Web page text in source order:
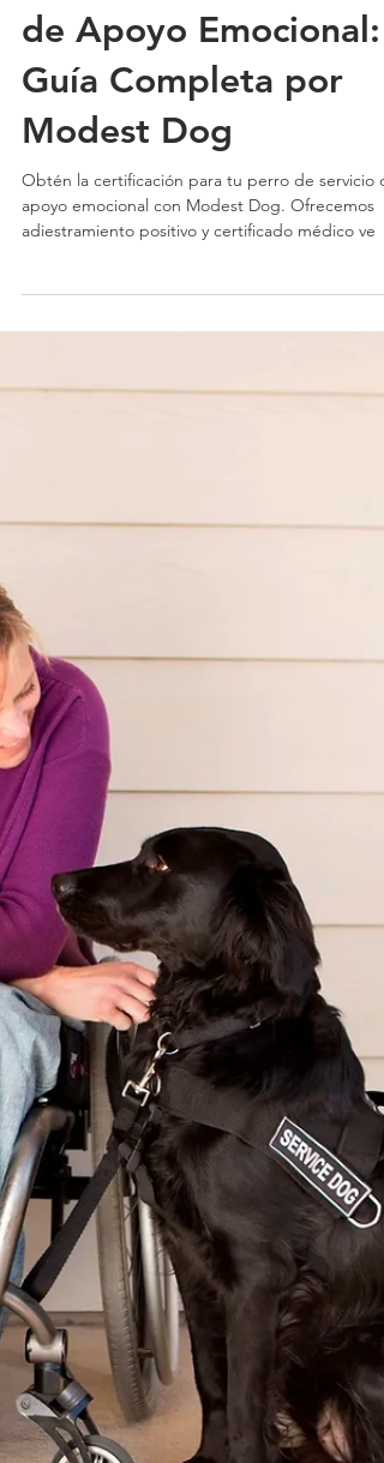
Veterinario para Viajar
en Avión con Animales
de Servicio o Perros
de Apoyo Emocional:
Guía Completa por